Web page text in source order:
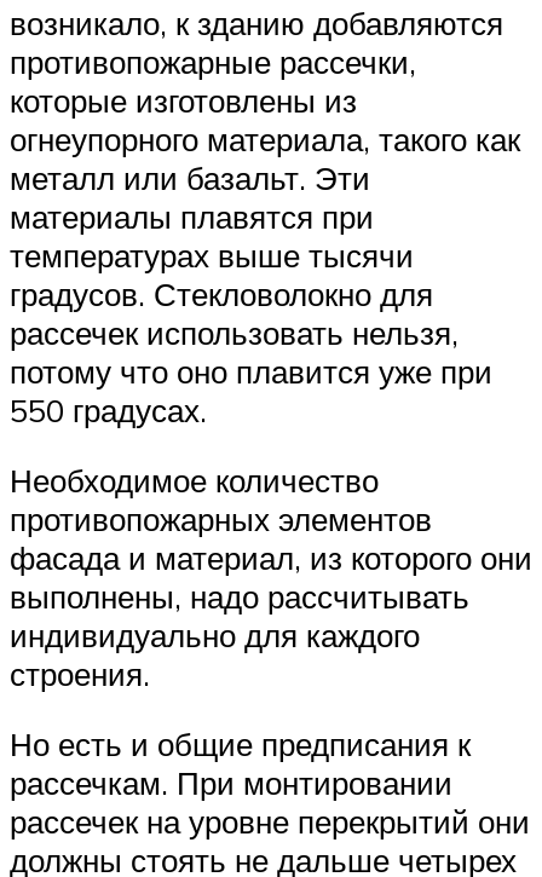
возникало, к зданию добавляются
противопожарные рассечки,
которые изготовлены из
огнеупорного материала, такого как
металл или базальт. Эти
материалы плавятся при
температурах выше тысячи
градусов. Стекловолокно для
рассечек использовать нельзя,
потому что оно плавится уже при
550 градусах.
Необходимое количество
противопожарных элементов
фасада и материал, из которого они
выполнены, надо рассчитывать
индивидуально для каждого
строения.
Но есть и общие предписания к
рассечкам. При монтировании
рассечек на уровне перекрытий они
должны стоять не дальше четырех